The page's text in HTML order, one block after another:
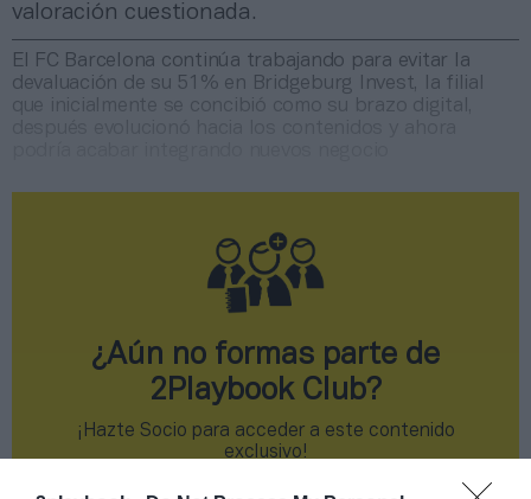
valoración cuestionada.
El FC Barcelona continúa trabajando para evitar la
devaluación de su 51% en Bridgeburg Invest, la filial
que inicialmente se concibió como su brazo digital,
¿Aún no formas parte de
2Playbook Club?
¡Hazte Socio para acceder a este contenido
exclusivo!